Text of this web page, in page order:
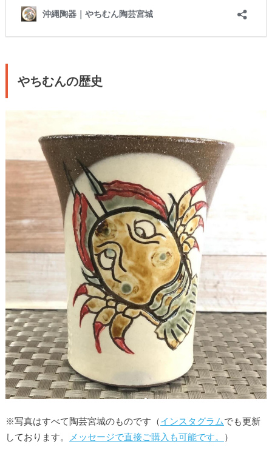
やちむんの歴史
※写真はすべて陶芸宮城のものです（インスタグラムでも更新
しております。
メッセージで直接ご購入も可能です。 ）